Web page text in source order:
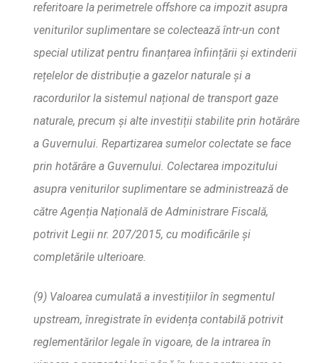
referitoare la perimetrele offshore ca impozit asupra
veniturilor suplimentare se colectează într-un cont
special utilizat pentru finanțarea înființăriiși extinderii
rețelelor de distribuție a gazelor naturaleși a
racordurilor la sistemul național de transport gaze
naturale, precumși alte investiții stabilite prin hotarâre
a Guvernului. Repartizarea sumelor colectate se face
prin hotărâre a Guvernului. Colectarea impozitului
asupra veniturilor suplimentare se administrează de
către Agenția Națională de Administrare Fiscală,
potrivit Legii nr. 207/2015, cu modificărileși
completările ulterioare.
(9) Valoarea cumulată a investițiilor în segmentul
upstream, înregistrate în evidența contabilă potrivit
reglementărilor legale în vigoare, de la intrarea în